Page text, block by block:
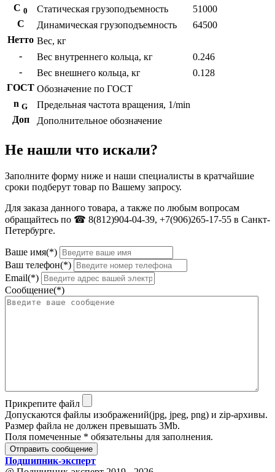
С 0 Статическая грузоподъемность
51000
C
Динамическая грузоподъемность
64500
Нетто Вес, кг
-
Вес внутреннего кольца, кг
0.246
-
Вес внешнего кольца, кг
0.128
ГОСТ Обозначение по ГОСТ
n G
Предельная частота вращения, 1/min
Доп
Дополнительное обозначение
Не нашли что искали?
Заполните форму ниже и наши специалисты в кратчайшие
сроки подберут товар по Вашему запросу.
Для заказа данного товара, а также по любым вопросам
обращайтесь по ☎ 8(812)904-04-39, +7(906)265-17-55 в Санкт-
Петербурге.
Ваше имя(*)
Ваш телефон(*)
Email(*)
Сообщение(*)
Прикрепите файл
Допускаются файлы изображений(jpg, jpeg, png) и zip-архивы.
Размер файла не должен превышать 3Mb.
Поля помеченные * обязательны для заполнения.
Отправить сообщение
Подшипник-эксперт